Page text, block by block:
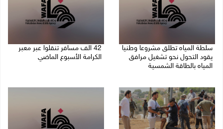
سلطة المياه تطلق مشروعا وطنيا
يقود التحول نحو تشغيل مرافق
المياه بالطاقة الشمسية
42 الف مسافر تنقلوا عبر معبر
الكرامة الأسبوع الماضي